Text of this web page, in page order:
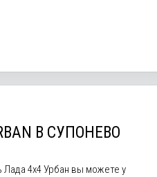
В СУПОНЕВО
Лада 4х4 Урбан вы можете у